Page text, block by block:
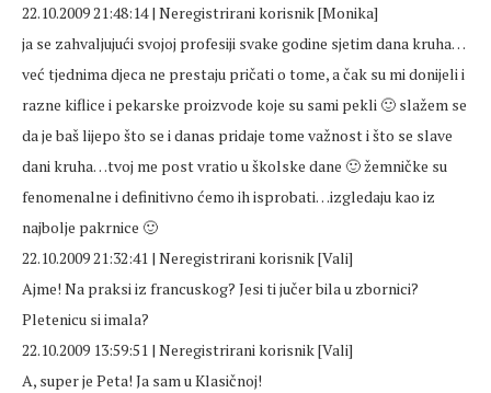
22.10.2009 21:48:14 | Neregistrirani korisnik [Monika]
ja se zahvaljujući svojoj profesiji svake godine sjetim dana kruha…
već tjednima djeca ne prestaju pričati o tome, a čak su mi donijeli i
razne kiflice i pekarske proizvode koje su sami pekli 🙂 slažem se
da je baš lijepo što se i danas pridaje tome važnost i što se slave
dani kruha…tvoj me post vratio u školske dane 🙂 žemničke su
fenomenalne i definitivno ćemo ih isprobati…izgledaju kao iz
najbolje pakrnice 🙂
22.10.2009 21:32:41 | Neregistrirani korisnik [Vali]
Ajme! Na praksi iz francuskog? Jesi ti jučer bila u zbornici?
Pletenicu si imala?
22.10.2009 13:59:51 | Neregistrirani korisnik [Vali]
A, super je Peta! Ja sam u Klasičnoj!